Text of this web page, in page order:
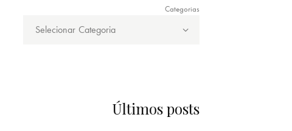
Categorias
Últimos posts